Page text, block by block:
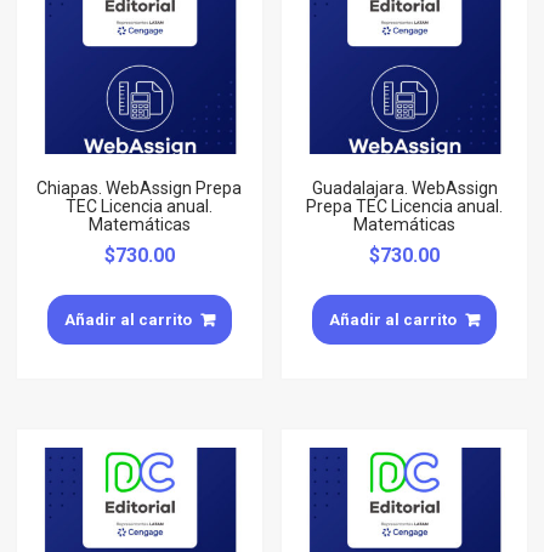
Chiapas. WebAssign Prepa
TEC Licencia anual.
Matemáticas
$730.00
Añadir al carrito
Guadalajara. WebAssign
Prepa TEC Licencia anual.
Matemáticas
$730.00
Añadir al carrito